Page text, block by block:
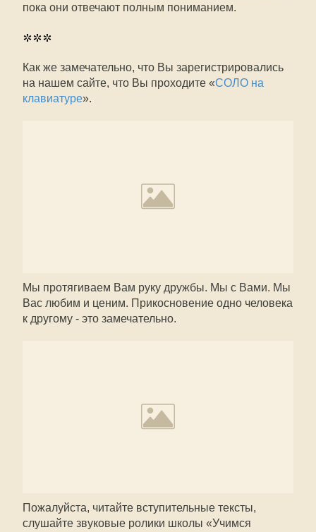
пока они отвечают полным пониманием.
***
Как же замечательно, что Вы зарегистрировались
на нашем сайте, что Вы проходите «СОЛО на
клавиатуре».
Мы протягиваем Вам руку дружбы. Мы с Вами. Мы
Вас любим и ценим. Прикосновение одно человека
к другому - это замечательно.
Пожалуйста, читайте вступительные тексты,
слушайте звуковые ролики школы «Учимся